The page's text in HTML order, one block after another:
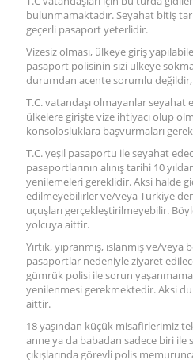
bulunmamaktadır. Seyahat bitiş
geçerli pasaport yeterlidir.
Vizesiz olması, ülkeye giriş
pasaport polisinin sizi ülkeye
durumdan acente sorumlu
T.C. vatandaşı olmayanlar
ülkelere girişte vize ihtiyacı olup
konsolosluklara başvurmaları
T.C. yeşil pasaportu ile seyahat
pasaportlarının alınış tarihi 10
yenilemeleri gereklidir. Aksi halde
edilmeyebilirler ve/veya
uçuşları gerçekleştirilmeyebilir.
yolcuya aittir.
Yırtık, yıpranmış, ıslanmış ve/
pasaportlar nedeniyle ziyaret
gümrük polisi ile sorun
yenilenmesi gerekmektedir. Aksi
aittir.
18 yaşından küçük misafirlerimiz
anne ya da babadan sadece biri ile
çıkışlarında görevli polis